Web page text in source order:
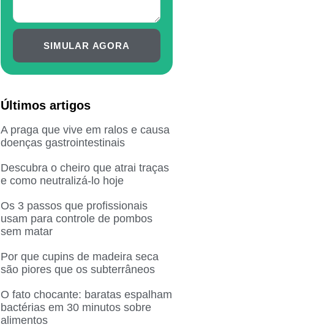
SIMULAR AGORA
Últimos artigos
A praga que vive em ralos e causa
doenças gastrointestinais
Descubra o cheiro que atrai traças
e como neutralizá-lo hoje
Os 3 passos que profissionais
usam para controle de pombos
sem matar
Por que cupins de madeira seca
são piores que os subterrâneos
O fato chocante: baratas espalham
bactérias em 30 minutos sobre
alimentos